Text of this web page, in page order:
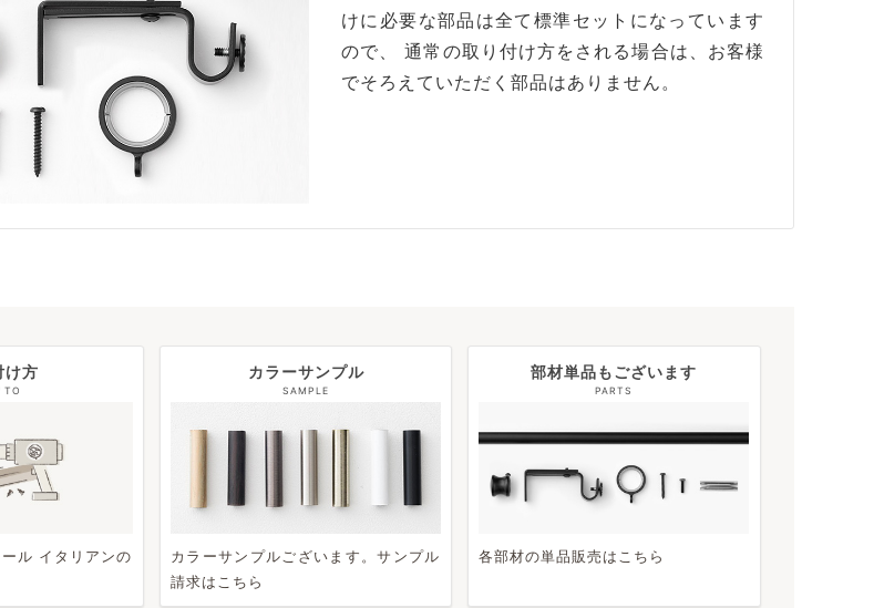
けに必要な部品は全て標準セットになっています
ので、 通常の取り付け方をされる場合は、お客様
でそろえていただく部品はありません。
け方
TO
ル イタリアンの
カラーサンプル
SAMPLE
カラーサンプルございます。サンプル
請求はこちら
部材単品もございます
PARTS
各部材の単品販売はこちら